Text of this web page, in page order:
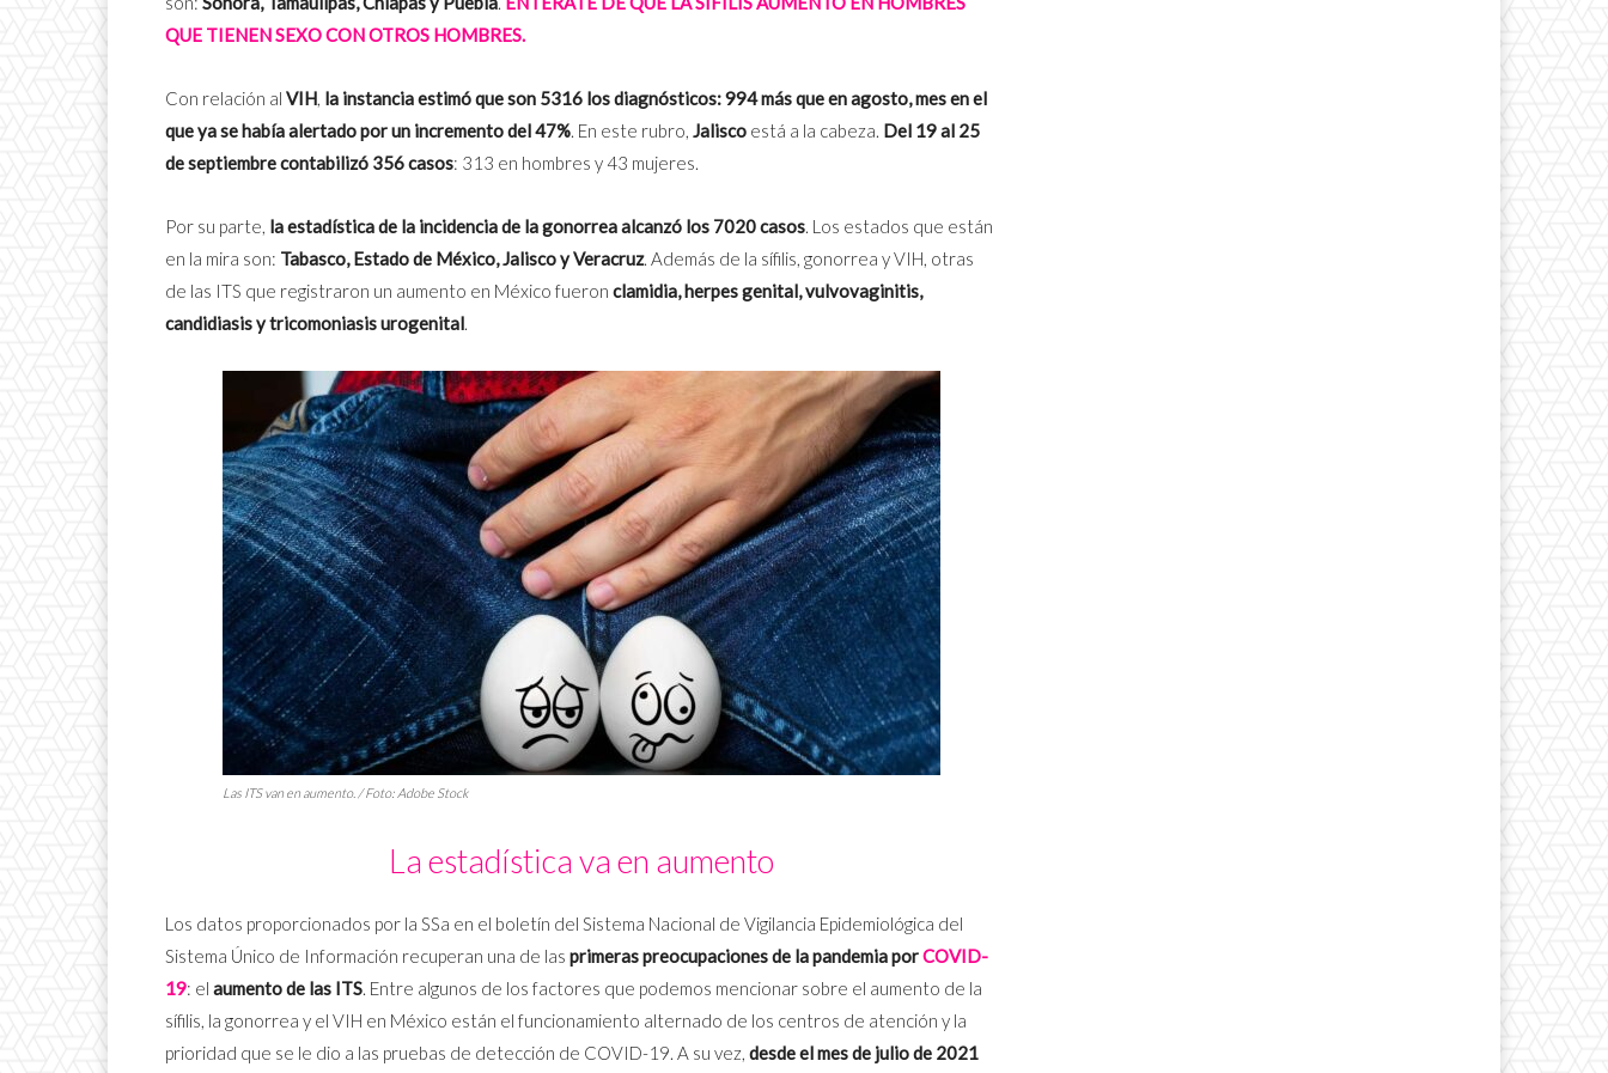
QUE TIENEN SEXO CON OTROS HOMBRES.
Con relación al VIH, la instancia estimó que son 5316 los diagnósticos:994 más que en agosto, mes en el
que ya se había alertado por un incremento del 47%. En este rubro, Jalisco está a la cabeza. Del 19 al 25
de septiembre contabilizó 356 casos: 313 en hombres y 43 mujeres.
Por su parte, la estadística de la incidencia de la gonorrea alcanzó los 7020 casos. Los estados que están
en la mira son: Tabasco, Estado de México, Jalisco y Veracruz. Además de la sífilis, gonorrea y VIH, otras
de las ITS que registraron un aumento en México fueron clamidia, herpes genital, vulvovaginitis,
candidiasis y tricomoniasis urogenital.
Las ITS van en aumento. / Foto: Adobe Stock
La estadística va en aumento
Los datos proporcionados por la SSa en el boletín del Sistema Nacional de Vigilancia Epidemiológica del
Sistema Único de Información recuperan una de las primeras preocupaciones de la pandemia porCOVID-
19: el aumento de las ITS. Entre algunos de los factores que podemos mencionar sobre el aumento de la
sífilis, la gonorrea y el VIH en México están el funcionamiento alternado de los centros de atención y la
prioridad que se le dio a las pruebas de detección de COVID-19. A su vez, desde el mes de julio de 2021